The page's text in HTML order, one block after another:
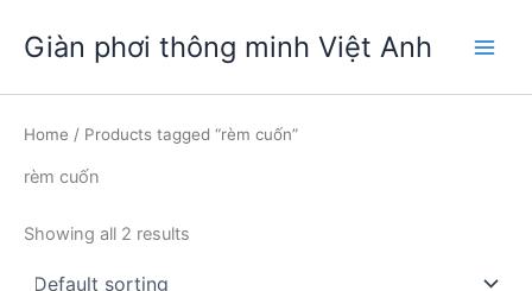
dung
Giàn phơi thông minh Việt Anh
Home / Products tagged “rèm cuốn”
rèm cuốn
Showing all 2 results